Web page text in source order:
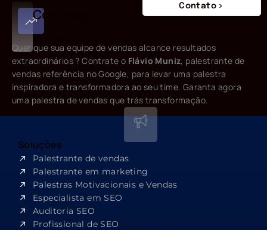
Contrate
Flávio Muniz
Contato
Quer que sua equipe de vendas alcance resultados
extraordinários ? Contrate o Flávio Muniz, palestrante de
vendas referência no Google, para levar uma palestra
inspiradora e transformadora ao seu time. Garanta agora
uma palestra de vendas que trás transformação.
Soluções
Palestrante de vendas
Palestrante em marketing
Palestras Motivacionais e Vendas
Especialista em SEO​
Auditoria SEO
Profissional de SEO